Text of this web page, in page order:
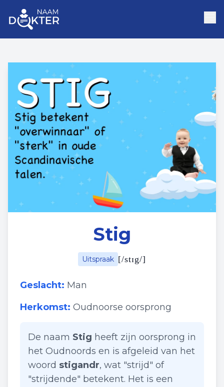
Stig
Uitspraak [/stɪg/]
Geslacht: Man
Herkomst: Oudnoorse oorsprong
De naam Stig heeft zijn oorsprong in
het Oudnoords en is afgeleid van het
woord stigandr, wat "strijd" of
"strijdende" betekent. Het is een